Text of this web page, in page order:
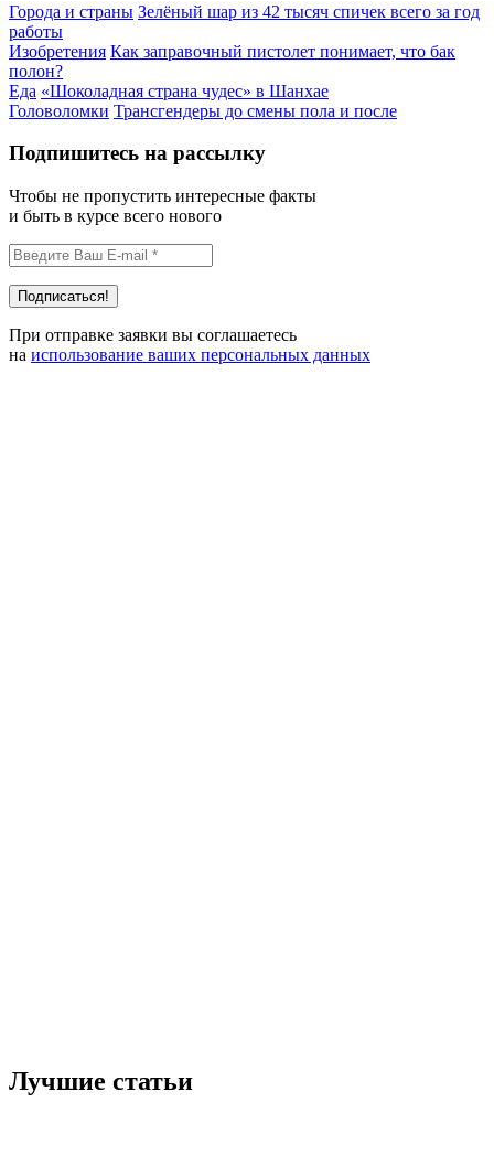
Города и страны Зелёный шар из 42 тысяч спичек всего за год
работы
Изобретения Как заправочный пистолет понимает, что бак
полон?
Еда «Шоколадная страна чудес» в Шанхае
Головоломки Трансгендеры до смены пола и после
Подпишитесь на рассылку
Чтобы не пропустить интересные факты
и быть в курсе всего нового
При отправке заявки вы соглашаетесь
на использование ваших персональных данных
Лучшие статьи